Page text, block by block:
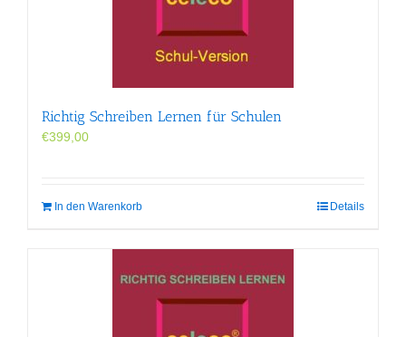
Richtig Schreiben Lernen für Schulen
€399,00
In den Warenkorb Details